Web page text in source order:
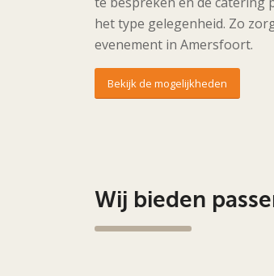
het type gelegenheid. Zo
evenement in Amersfoort.
Bekijk de mogelijkheden
Wij bieden